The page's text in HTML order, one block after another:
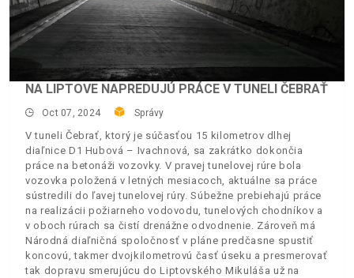
NA LIPTOVE NAPREDUJÚ PRÁCE V TUNELI ČEBRAŤ
Oct 07, 2024 Správy
V tuneli Čebrať, ktorý je súčasťou 15 kilometrov dlhej
diaľnice D1 Hubová – Ivachnová, sa zakrátko dokončia
práce na betonáži vozovky. V pravej tunelovej rúre bola
vozovka položená v letných mesiacoch, aktuálne sa práce
sústredili do ľavej tunelovej rúry. Súbežne prebiehajú práce
na realizácii požiarneho vodovodu, tunelových chodníkov a
v oboch rúrach sa čistí drenážne odvodnenie. Zároveň má
Národná diaľničná spoločnosť v pláne predčasne spustiť
koncovú, takmer dvojkilometrovú časť úseku a presmerovať
tak dopravu smerujúcu do Liptovského Mikuláša už na